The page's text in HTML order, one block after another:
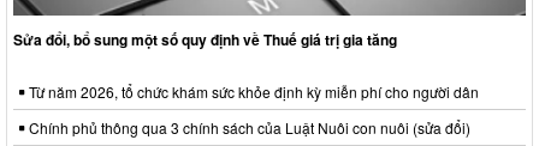
Sửa đổi, bổ sung một số quy định về Thuế giá trị gia tăng
Từ năm 2026, tổ chức khám sức khỏe định kỳ miễn phí cho người dân
Chính phủ thông qua 3 chính sách của Luật Nuôi con nuôi (sửa đổi)